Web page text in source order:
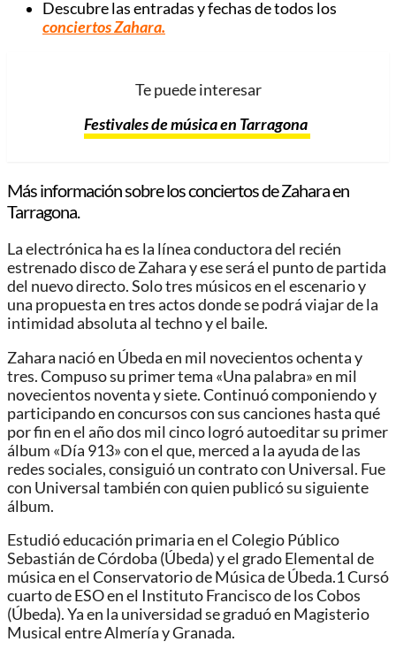
Descubre las entradas y fechas de todos los
conciertos Zahara.
Te puede interesar
Festivales de música en Tarragona
Más información sobre los conciertos de Zahara en
Tarragona.
La electrónica ha es la línea conductora del recién
estrenado disco de Zahara y ese será el punto de partida
del nuevo directo. Solo tres músicos en el escenario y
una propuesta en tres actos donde se podrá viajar de la
intimidad absoluta al techno y el baile.
Zahara nació en Úbeda en mil novecientos ochenta y
tres. Compuso su primer tema «Una palabra» en mil
novecientos noventa y siete. Continuó componiendo y
participando en concursos con sus canciones hasta qué
por fin en el año dos mil cinco logró autoeditar su primer
álbum «Día 913» con el que, merced a la ayuda de las
redes sociales, consiguió un contrato con Universal. Fue
con Universal también con quien publicó su siguiente
álbum.
Estudió educación primaria en el Colegio Público
Sebastián de Córdoba (Úbeda) y el grado Elemental de
música en el Conservatorio de Música de Úbeda.1​ Cursó
cuarto de ESO en el Instituto Francisco de los Cobos
(Úbeda).​ Ya en la universidad se graduó en Magisterio
Musical entre Almería y Granada.